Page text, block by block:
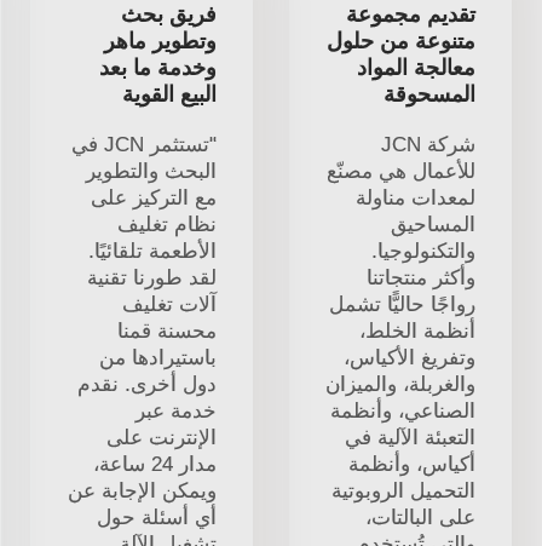
تقديم مجموعة
متنوعة من حلول
معالجة المواد
المسحوقة
شركة JCN
للأعمال هي مصنّع
لمعدات مناولة
المساحيق
والتكنولوجيا.
وأكثر منتجاتنا
رواجًا حاليًّا تشمل
أنظمة الخلط،
وتفريغ الأكياس،
والغربلة، والميزان
الصناعي، وأنظمة
التعبئة الآلية في
أكياس، وأنظمة
التحميل الروبوتية
على البالتات،
فريق بحث
وتطوير ماهر
وخدمة ما بعد
البيع القوية
"تستثمر JCN في
البحث والتطوير
مع التركيز على
نظام تغليف
الأطعمة تلقائيًا.
لقد طورنا تقنية
آلات تغليف
محسنة قمنا
باستيرادها من
دول أخرى. نقدم
خدمة عبر
الإنترنت على
مدار 24 ساعة،
ويمكن الإجابة عن
أي أسئلة حول